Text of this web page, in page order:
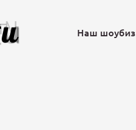
Наш шоубиз